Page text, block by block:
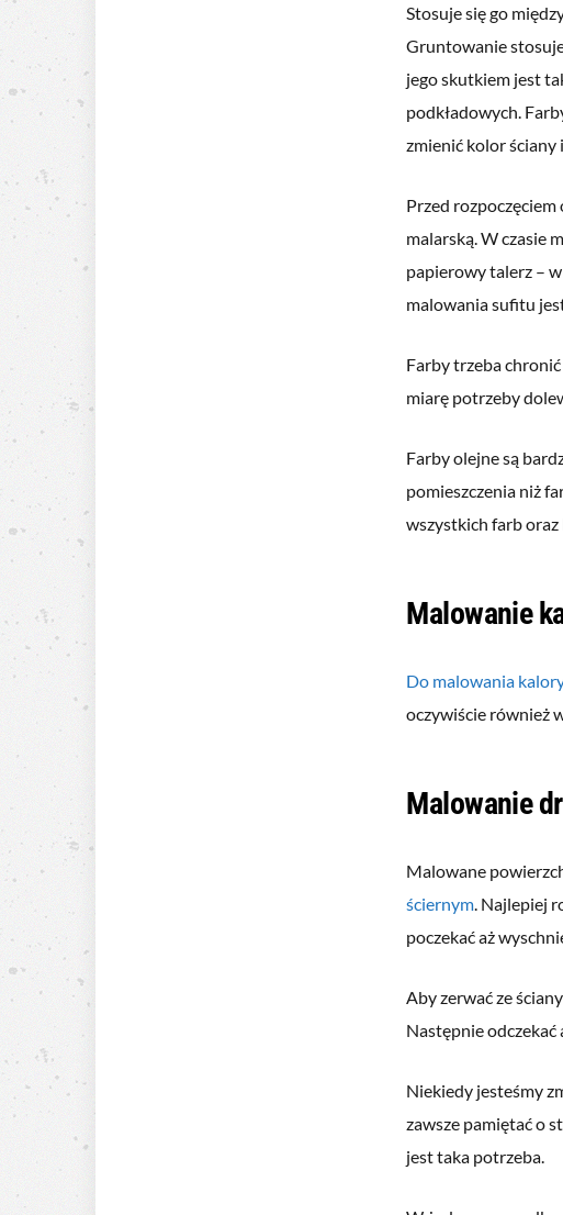
Stosuje się go
Gruntowanie
jego skutkiem jest
podkładowych.
zmienić kolor ściany
Przed rozpoczęciem
malarską. W czasie
papierowy talerz –
malowania sufitu
Farby trzeba
miarę potrzeby
Farby olejne są
pomieszczenia niż
wszystkich farb
Malowanie
Do malowania
oczywiście również
Malowanie
Malowane
ściernym. Najlepiej
poczekać aż
Aby zerwać ze
Następnie
Niekiedy jesteśmy
zawsze pamiętać o
jest taka potrzeba.